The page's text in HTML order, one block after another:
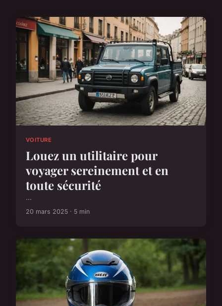
VOITURE
Louez un utilitaire pour
voyager sereinement et en
toute sécurité
...
20 mars 2025 · 5 min